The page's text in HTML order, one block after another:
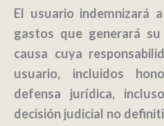
El usuario indemnizará a
gastos que generará
causa cuya
usuario, incluidos
defensa jurídica,
decisión judicial no